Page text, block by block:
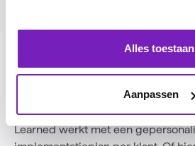
Alles toestaan
Aanpassen
Learned: klantenservice
Learned vermeldt geen scores
de website. Google geeft evenmin
Learned: adoptiegraad
Learned werkt met een